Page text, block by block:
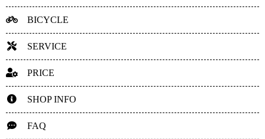
BICYCLE
SERVICE
PRICE
SHOP INFO
FAQ